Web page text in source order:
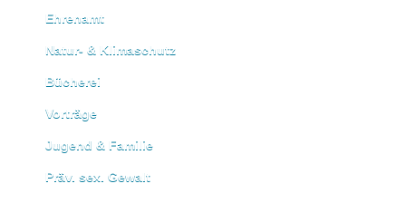
Ehrenamt
Natur- & Klimaschutz
Bücherei
Vorträge
Jugend & Familie
Präv. sex. Gewalt